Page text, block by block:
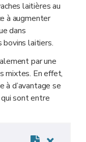
laitières au
à augmenter
dans
laitiers.
par une
mixtes. En effet,
à d’avantage se
sont entre